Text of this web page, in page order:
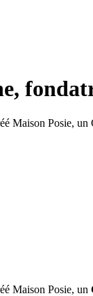
Maison Posie,
Maison Posie, un